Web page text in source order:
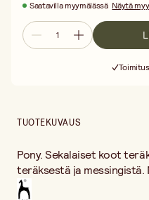
Saatavilla myymälässä Näytä
TUOTEKUVAUS
Pony. Sekalaiset koot
teräksestä ja messingistä.